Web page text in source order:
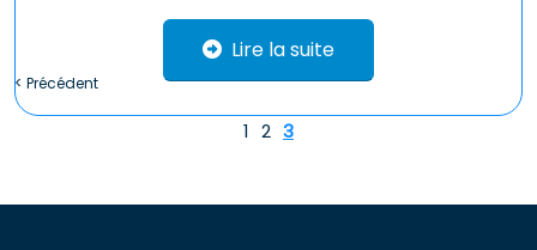
Lire la suite
< Précédent
1 2 3